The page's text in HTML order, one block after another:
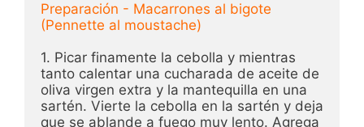
Preparación - Macarrones al bigote
1. Picar finamente la cebolla y mientras
tanto calentar una cucharada de aceite de
oliva virgen extra y la mantequilla en una
sartén. Vierte la cebolla en la sartén y deja
que se ablande a fuego muy lento. Agrega